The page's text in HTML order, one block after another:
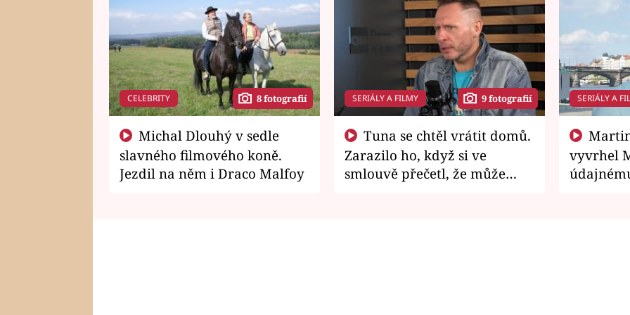
CELEBRITY 8 fotografií
slavného filmového koně.
Jezdil na něm i Draco Malfoy
SERIÁLY A FILMY 9 fotografií
Zarazilo ho, když si ve
smlouvě přečetl, že může
SERIÁLY A
vyvrhel